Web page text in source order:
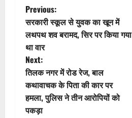
P
o
s
t
n
Previous:
सरकारी स्कूल से युवक का खून में
लथपथ शव बरामद, सिर पर किया गया
था वार
Next:
तिलक नगर में रोड रेज, बाल
कथावाचक के पिता की कार पर
हमला, पुलिस ने तीन आरोपियों को
पकड़ा